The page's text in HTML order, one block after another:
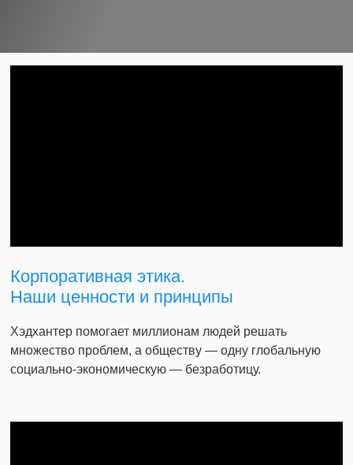
Корпоративная этика.
Наши ценности и принципы
Хэдхантер помогает миллионам людей решать
множество проблем, а обществу — одну глобальную
социально-экономическую — безработицу.